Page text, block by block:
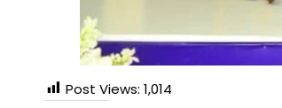
Post Views: 1,014